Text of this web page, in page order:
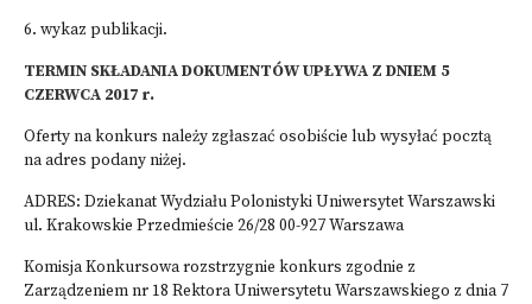
6. wykaz publikacji.
TERMIN SKŁADANIA DOKUMENTÓW UPŁYWA Z DNIEM 5
CZERWCA 2017 r.
Oferty na konkurs należy zgłaszać osobiście lub wysyłać pocztą
na adres podany niżej.
ADRES: Dziekanat Wydziału Polonistyki Uniwersytet Warszawski
ul. Krakowskie Przedmieście 26/28 00-927 Warszawa
Komisja Konkursowa rozstrzygnie konkurs zgodnie z
Zarządzeniem nr 18 Rektora Uniwersytetu Warszawskiego z dnia 7